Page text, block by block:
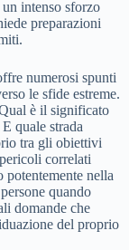
intenso sforzo
preparazioni
numerosi spunti
le sfide estreme.
è il significato
quale strada
tra gli obiettivi
correlati
potentemente nella
quando
domande che
del proprio